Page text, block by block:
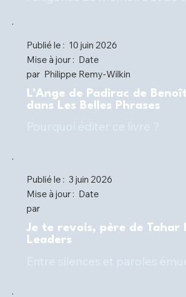
Publié le : 10 juin 2026
Mise à jour : Date
par Philippe Remy-Wilkin
L'Ange de Padirac de
dans Les Belles Phrases
Publié le : 3 juin 2026
Mise à jour : Date
par
Je te revois, père de Tahar
Leaders